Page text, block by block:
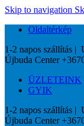
Skip to navigation
Oldaltérkép
1-2 napos szállítás |
Újbuda Center
ÜZLETEINK
GYIK
1-2 napos szállítás |
Újbuda Center